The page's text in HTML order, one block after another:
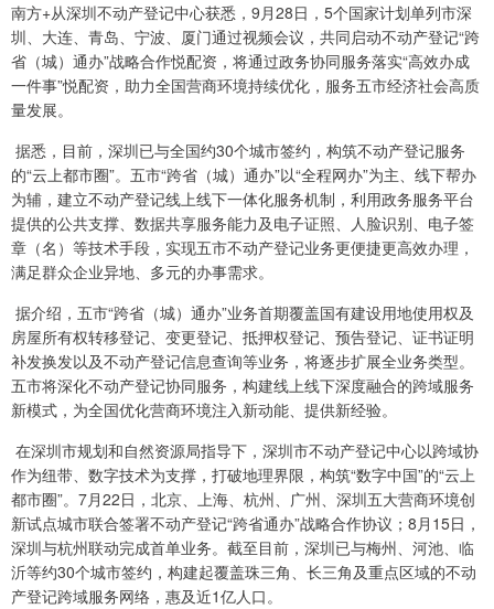
南方+从深圳不动产登记中心获悉，9月28日，5个国家计划单列市深
圳、大连、青岛、宁波、厦门通过视频会议，共同启动不动产登记“跨
省（城）通办”战略合作悦配资，将通过政务协同服务落实“高效办成
一件事”悦配资，助力全国营商环境持续优化，服务五市经济社会高质
量发展。
据悉，目前，深圳已与全国约30个城市签约，构筑不动产登记服务
的“云上都市圈”。五市“跨省（城）通办”以“全程网办”为主、线下帮办
为辅，建立不动产登记线上线下一体化服务机制，利用政务服务平台
提供的公共支撑、数据共享服务能力及电子证照、人脸识别、电子签
章（名）等技术手段，实现五市不动产登记业务更便捷更高效办理，
满足群众企业异地、多元的办事需求。
据介绍，五市“跨省（城）通办”业务首期覆盖国有建设用地使用权及
房屋所有权转移登记、变更登记、抵押权登记、预告登记、证书证明
补发换发以及不动产登记信息查询等业务，将逐步扩展全业务类型。
五市将深化不动产登记协同服务，构建线上线下深度融合的跨域服务
新模式，为全国优化营商环境注入新动能、提供新经验。
在深圳市规划和自然资源局指导下，深圳市不动产登记中心以跨域协
作为纽带、数字技术为支撑，打破地理界限，构筑“数字中国”的“云上
都市圈”。7月22日，北京、上海、杭州、广州、深圳五大营商环境创
新试点城市联合签署不动产登记“跨省通办”战略合作协议；8月15日，
深圳与杭州联动完成首单业务。截至目前，深圳已与梅州、河池、临
沂等约30个城市签约，构建起覆盖珠三角、长三角及重点区域的不动
产登记跨域服务网络，惠及近1亿人口。